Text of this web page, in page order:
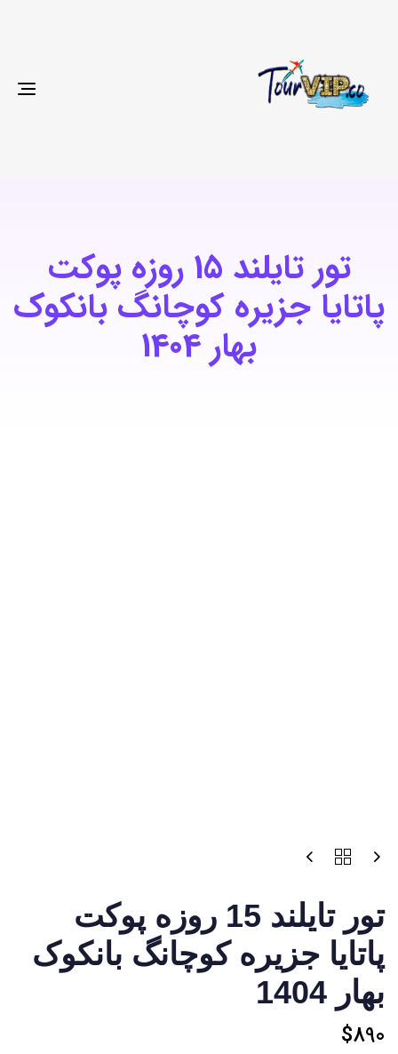
تور تایلند 15 روزه پوکت
پاتایا جزیره کوچانگ بانکوک
بهار 1404
تور تایلند 15 روزه پوکت
پاتایا جزیره کوچانگ بانکوک
بهار 1404
$890